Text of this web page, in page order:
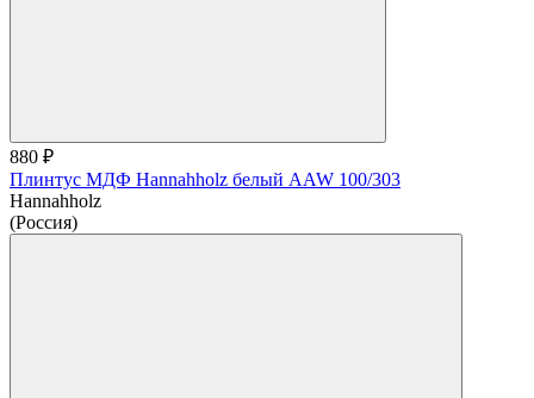
880 ₽
Плинтус МДФ Hannahholz белый AAW 100/303
Hannahholz
(Россия)